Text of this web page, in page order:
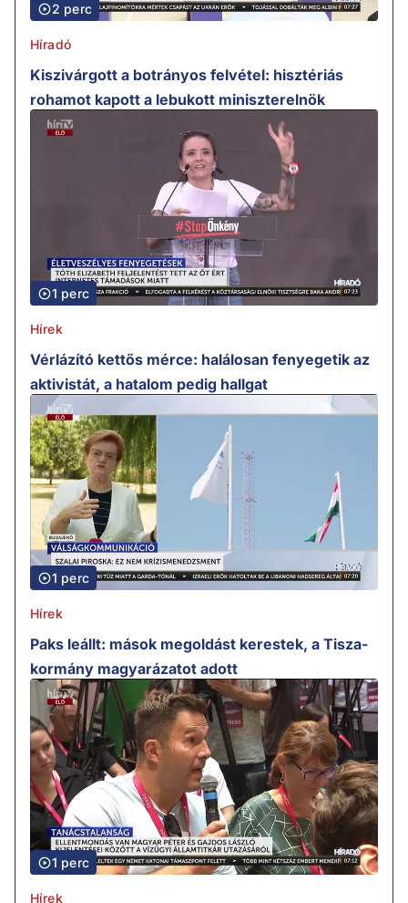
2 perc
Híradó
Kiszivárgott a botrányos felvétel: hisztériás
rohamot kapott a lebukott miniszterelnök
1 perc
Hírek
Vérlázító kettős mérce: halálosan fenyegetik az
aktivistát, a hatalom pedig hallgat
1 perc
Hírek
Paks leállt: mások megoldást kerestek, a Tisza-
kormány magyarázatot adott
1 perc
Hírek